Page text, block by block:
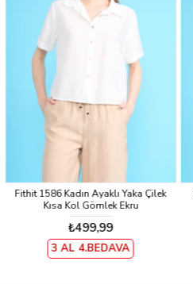
Fithit 1586 Kadın Ayaklı Yaka Çilek
Kısa Kol Gömlek Ekru
₺499,99
3 AL 4.BEDAVA